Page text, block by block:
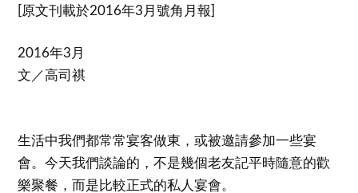
[原文刊載於2016年3月號角月報]
2016年3月
文／高司祺
生活中我們都常常宴客做東，或被邀請參加一些宴
會。今天我們談論的，不是幾個老友記平時隨意的歡
樂聚餐，而是比較正式的私人宴會。